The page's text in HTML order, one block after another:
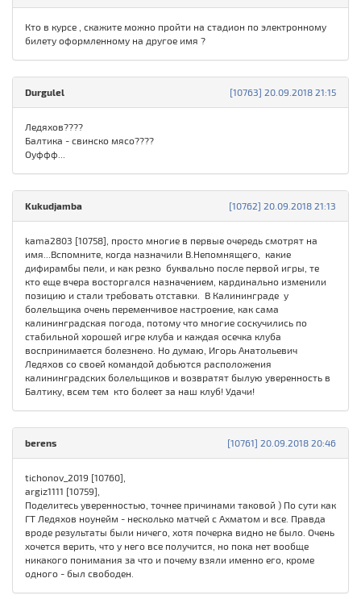
Кто в курсе , скажите можно пройти на стадион по электронному
билету оформленному на другое имя ?
[10763] 20.09.2018 21:15
Durgulel
Ледяхов????
Балтика - свинско мясо????
Оуффф...
[10762] 20.09.2018 21:13
Kukudjamba
kama2803 [10758], просто многие в первые очередь смотрят на
имя...Вспомните, когда назначили В.Непомнящего, какие
дифирамбы пели, и как резко буквально после первой игры, те
кто еще вчера восторгался назначением, кардинально изменили
позицию и стали требовать отставки. В Калининграде у
болельщика очень переменчивое настроение, как сама
калининградская погода, потому что многие соскучились по
стабильной хорошей игре клуба и каждая осечка клуба
воспринимается болезнено. Но думаю, Игорь Анатольевич
Ледяхов со своей командой добьются расположения
калининградских болельщиков и возвратят былую уверенность в
Балтику, всем тем кто болеет за наш клуб! Удачи!
[10761] 20.09.2018 20:46
berens
tichonov_2019 [10760],
argiz1111 [10759],
Поделитесь уверенностью, точнее причинами таковой ) По сути как
ГТ Ледяхов ноунейм - несколько матчей с Ахматом и все. Правда
вроде результаты были ничего, хотя почерка видно не было. Очень
хочется верить, что у него все получится, но пока нет вообще
никакого понимания за что и почему взяли именно его, кроме
одного - был свободен.